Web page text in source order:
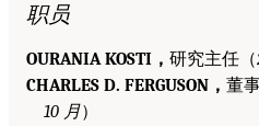
职员
OURANIA KOSTI， 研究主任（
CHARLES D. FERGUSON， 董
10 月）